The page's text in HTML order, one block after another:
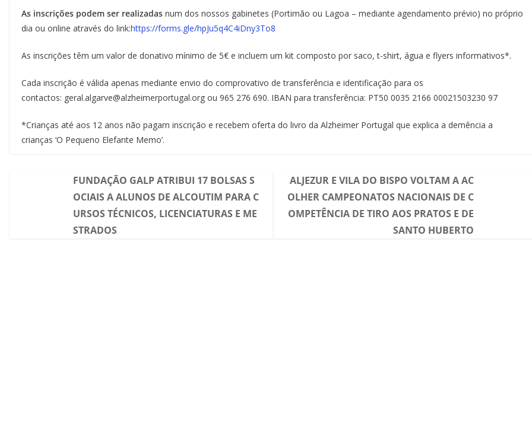
t
As inscrições podem ser realizadas num dos nossos gabinetes (Portimão ou Lagoa – mediante agendamento prévio) no próprio
dia ou online através do link:https://forms.gle/hpJu5q4C4iDny3To8
As inscrições têm um valor de donativo mínimo de 5€ e incluem um kit composto por saco, t-shirt, água e flyers informativos*.
Cada inscrição é válida apenas mediante envio do comprovativo de transferência e identificação para os
contactos: geral.algarve@alzheimerportugal.org ou 965 276 690. IBAN para transferência: PT50 0035 2166 00021503230 97
*Crianças até aos 12 anos não pagam inscrição e recebem oferta do livro da Alzheimer Portugal que explica a demência a
crianças ‘O Pequeno Elefante Memo’.
FUNDAÇÃO GALP ATRIBUI 17 BOLSAS S
OCIAIS A ALUNOS DE ALCOUTIM PARA C
URSOS TÉCNICOS, LICENCIATURAS E ME
STRADOS
ALJEZUR E VILA DO BISPO VOLTAM A AC
OLHER CAMPEONATOS NACIONAIS DE C
OMPETÊNCIA DE TIRO AOS PRATOS E DE
SANTO HUBERTO